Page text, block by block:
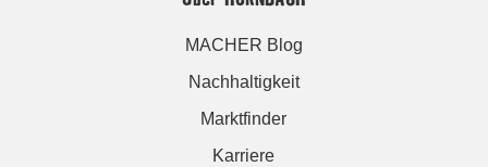
MACHER Blog
Nachhaltigkeit
Marktfinder
Karriere